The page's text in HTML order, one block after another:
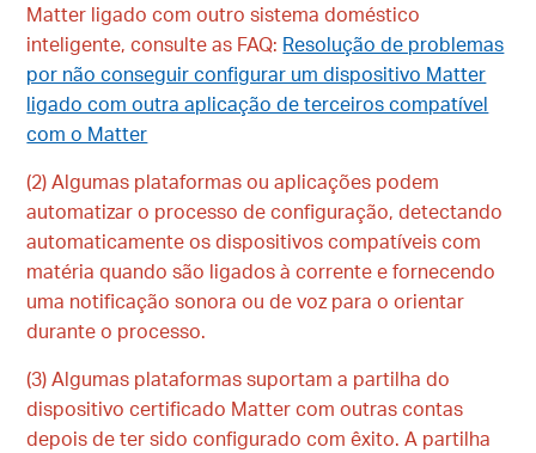
Matter ligado com outro sistema doméstico
inteligente, consulte as FAQ: Resolução de problemas
por não conseguir configurar um dispositivo Matter
ligado com outra aplicação de terceiros compatível
com o Matter
(2)Algumas plataformas ou aplicações podem
automatizar o processo de configuração, detectando
automaticamente os dispositivos compatíveis com
matéria quando são ligados à corrente e fornecendo
uma notificação sonora ou de voz para o orientar
durante o processo.
(3)Algumas plataformas suportam a partilha do
dispositivo certificado Matter com outras contas
depois de ter sido configurado com êxito. A partilha